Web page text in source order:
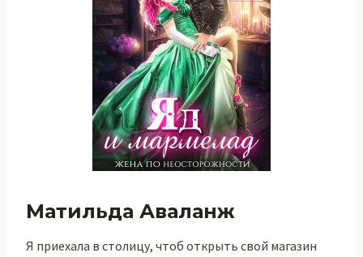
Матильда Аваланж
Я приехала в столицу, чтоб открыть свой магазин